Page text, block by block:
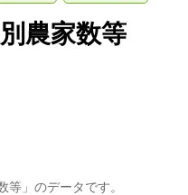
農家数等
」のデータです。